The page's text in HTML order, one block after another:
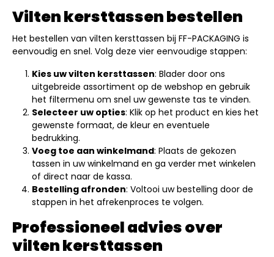
Vilten kersttassen bestellen
Het bestellen van vilten kersttassen bij FF-PACKAGING is
eenvoudig en snel. Volg deze vier eenvoudige stappen:
Kies uw vilten kersttassen: Blader door ons
uitgebreide assortiment op de webshop en gebruik
het filtermenu om snel uw gewenste tas te vinden.
Selecteer uw opties: Klik op het product en kies het
gewenste formaat, de kleur en eventuele
bedrukking.
Voeg toe aan winkelmand: Plaats de gekozen
tassen in uw winkelmand en ga verder met winkelen
of direct naar de kassa.
Bestelling afronden: Voltooi uw bestelling door de
stappen in het afrekenproces te volgen.
Professioneel advies over
vilten kersttassen